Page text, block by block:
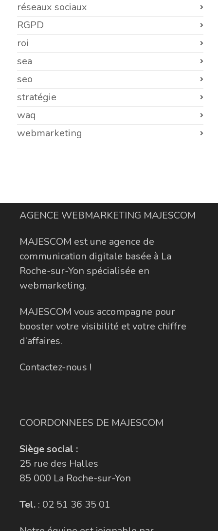
réseaux sociaux
RGPD
roi
sea
seo
stratégie
waq
webmarketing
AGENCE WEBMARKETING MAJESCOM
MAJESCOM est une agence de
communication digitale basée à La
Roche-sur-Yon spécialisée en
webmarketing.
MAJESCOM vous accompagne pour
booster votre visibilité et votre chiffre
d’affaires.
Contactez-nous !
COORDONNEES DE MAJESCOM
Siège social :
25 rue des Halles
85 000 La Roche-sur-Yon
Tel. : 02 51 36 35 01